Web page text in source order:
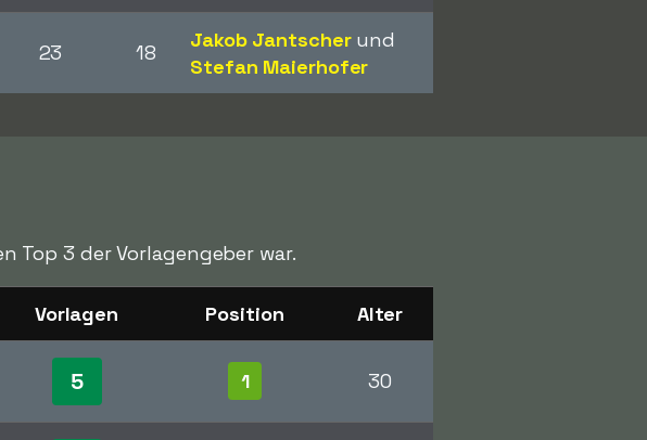
23 18
Jakob Jantscherund
Stefan Maierhofer
Top 3 der Vorlagengeber war.
Vorlagen Position Alter
5 1 30